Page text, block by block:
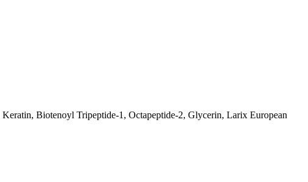
Biotenoyl Tripeptide-1, Octapeptide-2, Glycerin, Larix European